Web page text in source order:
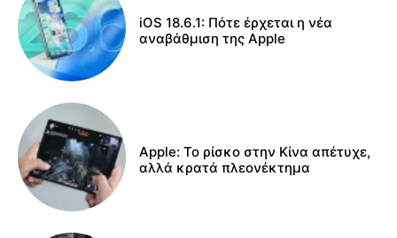
iOS 18.6.1: Πότε έρχεται η νέα
αναβάθμιση της Apple
Apple: Το ρίσκο στην Κίνα απέτυχε,
αλλά κρατά πλεονέκτημα